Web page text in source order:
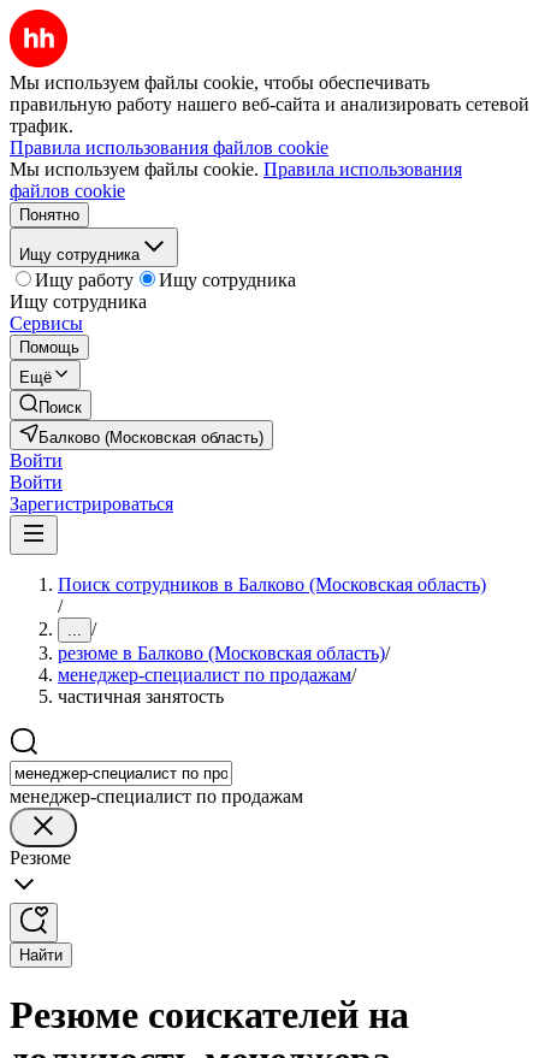
Мы используем файлы cookie, чтобы обеспечивать
правильную работу нашего веб-сайта и анализировать сетевой
трафик.
Правила использования файлов cookie
Мы используем файлы cookie. Правила использования
файлов cookie
Понятно
Ищу сотрудника
Ищу работу
Ищу сотрудника
Ищу сотрудника
Сервисы
Помощь
Ещё
Поиск
Балково (Московская область)
Войти
Войти
Зарегистрироваться
Поиск сотрудников в Балково (Московская область)
/
... /
резюме в Балково (Московская область)/
менеджер-специалист по продажам/
частичная занятость
менеджер-специалист по продажам
Резюме
Найти
Резюме соискателей на